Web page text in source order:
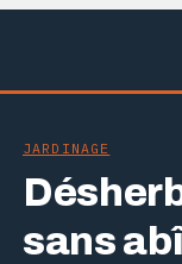
JARDINAGE
sans